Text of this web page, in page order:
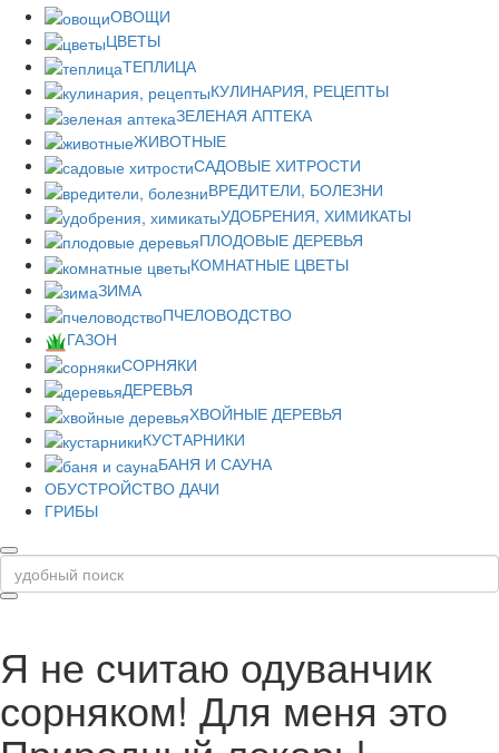
ОВОЩИ
ЦВЕТЫ
ТЕПЛИЦА
КУЛИНАРИЯ, РЕЦЕПТЫ
ЗЕЛЕНАЯ АПТЕКА
ЖИВОТНЫЕ
САДОВЫЕ ХИТРОСТИ
ВРЕДИТЕЛИ, БОЛЕЗНИ
УДОБРЕНИЯ, ХИМИКАТЫ
ПЛОДОВЫЕ ДЕРЕВЬЯ
КОМНАТНЫЕ ЦВЕТЫ
ЗИМА
ПЧЕЛОВОДСТВО
ГАЗОН
СОРНЯКИ
ДЕРЕВЬЯ
ХВОЙНЫЕ ДЕРЕВЬЯ
КУСТАРНИКИ
БАНЯ И САУНА
ОБУСТРОЙСТВО ДАЧИ
ГРИБЫ
Я не считаю одуванчик
сорняком! Для меня это